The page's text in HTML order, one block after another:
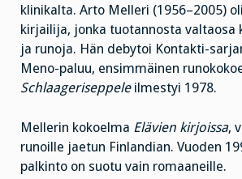
klinikalta. Arto Melleri (1956–2005)
kirjailija, jonka tuotannosta valtaosa
ja runoja. Hän debytoi Kontakti-
Meno-paluu, ensimmäinen
Schlaageriseppeleilmestyi 1978.
Mellerin kokoelma Elävien kirjoissa,
runoille jaetun Finlandian. Vuoden
palkinto on suotu vain romaaneille.